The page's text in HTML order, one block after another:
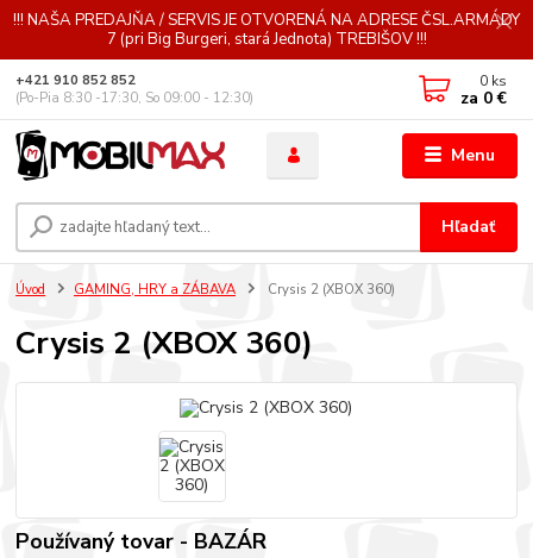
!!! NAŠA PREDAJŇA / SERVIS JE OTVORENÁ NA ADRESE ČSL.ARMÁDY
7 (pri Big Burgeri, stará Jednota) TREBIŠOV !!!
Menu
Hľadať
+421 910 852 852
(Po-Pia 8:30 -17:30, So 09:00 - 12:30)
0 ks
za 0 €
Úvod GAMING, HRY a ZÁBAVA Crysis 2 (XBOX 360)
Crysis 2 (XBOX 360)
Používaný tovar - BAZÁR